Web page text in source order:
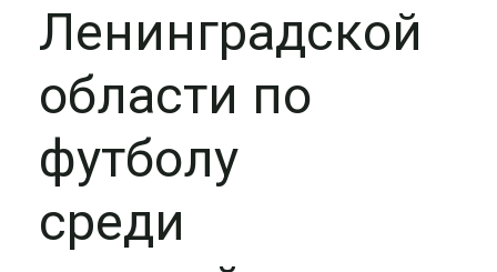
Ленинградской
области по
футболу
среди